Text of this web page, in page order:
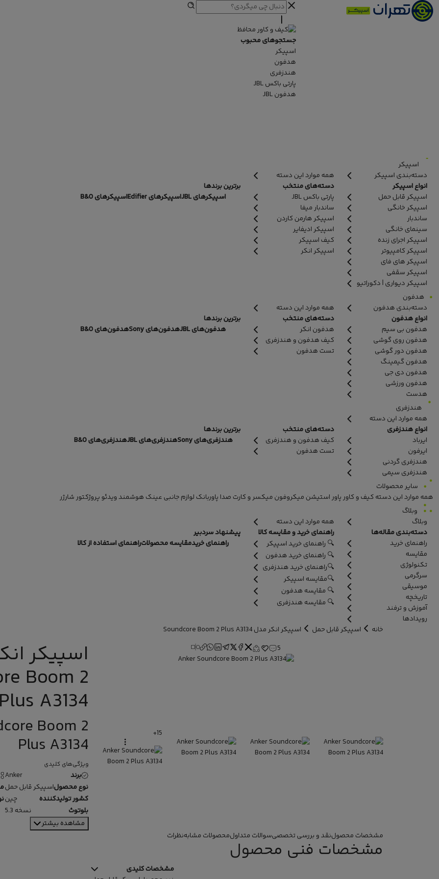
جستجوهای محبوب
اسپیکر
هدفون
هندزفری
پارتی باکس JBL
هدفون JBL
اسپیکر
دسته‌بندی اسپیکر
همه موارد این دسته
انواع اسپیکر
اسپیکر قابل حمل
اسپیکر خانگی
ساندبار
سینمای خانگی
اسپیکر اجرای زنده
اسپیکر کامپیوتر
اسپیکر های فای
اسپیکر سقفی
اسپیکر دیواری | دکوراتیو
دسته‌های منتخب
پارتی باکس JBL
ساندبار میفا
اسپیکر هارمن کاردن
اسپیکر ادیفایر
کیف اسپیکر
اسپیکر انکر
برترین برندها
اسپیکرهای JBL
اسپیکرهای Edifier اسپیکرهای B&O
هدفون
دسته‌بندی هدفون
همه موارد این دسته
انواع هدفون
هدفون بی سیم
هدفون روی گوشی
هدفون دور گوشی
هدفون گیمینگ
هدفون دی جی
هدفون ورزشی
هدست
دسته‌های منتخب
هدفون انکر
کیف هدفون و هندزفری
تست هدفون
برترین برندها
هدفون‌های JBL
هدفون‌های Sony هدفون‌های B&O
هندزفری
همه موارد این دسته
انواع هندزفری
ایرباد
ایرفون
هندزفری گردنی
هندزفری سیمی
دسته‌های منتخب
کیف هدفون و هندزفری
تست هدفون
برترین برندها
هندزفری‌های Sony
هندزفری‌های JBL هندزفری‌های B&O
سایر محصولات
همه موارد این دسته کیف و کاورپاور استیشن میکروفون میکسر و کارت صدا پاوربانک لوازم جانبی عینک هوشمندویدئو پروژکتورشارژر
وبلاگ
وبلاگ
همه موارد این دسته
دسته‌بندی مقاله‌ها
راهنمای خرید
مقایسه
تکنولوژی
سرگرمی
موسیقی
تاریخچه
آموزش و ترفند
رویدادها
راهنمای خرید و مقایسه کالا
🔍 راهنمای خرید اسپیکر
🔍 راهنمای خرید هدفون
🔍راهنمای خرید هندزفری
🔍مقایسه اسپیکر
🔍 مقایسه هدفون
🔍 مقایسه هندزفری
پیشنهاد سردبیر
راهنمای خریدمقایسه محصولاتراهنمای استفاده از کالا
خانه اسپیکر قابل حمل
اسپیکر انکر مدل Soundcore Boom 2 Plus A3134
5
+15
اسپیکر
Boom 2
Plus A3134
Boom 2
Plus A3134
ویژگی‌های کلیدی
برند Anker
نوع محصولاسپیکر قابل حمل
کشور تولیدکننده
چین
بلوتوث
نسخه 5.3
مشاهده بیشتر
مشخصات محصولنقد و بررسی تخصصیسوالات متداولمحصولات مشابهنظرات
مشخصات فنی محصول
مشخصات کلیدی